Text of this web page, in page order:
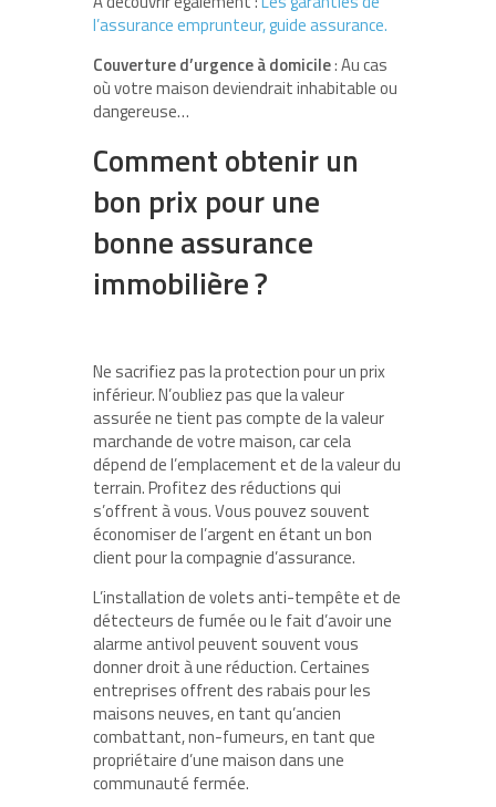
l’assurance emprunteur, guide assurance.
Couverture d’urgence à domicile: Au cas
où votre maison deviendrait inhabitable ou
dangereuse…
Comment obtenir un
bon prix pour une
bonne assurance
immobilière ?
Ne sacrifiez pas la protection pour un prix
inférieur. N’oubliez pas que la valeur
assurée ne tient pas compte de la valeur
marchande de votre maison, car cela
dépend de l’emplacement et de la valeur du
terrain. Profitez des réductions qui
s’offrent à vous. Vous pouvez souvent
économiser de l’argent en étant un bon
client pour la compagnie d’assurance.
L’installation de volets anti-tempête et de
détecteurs de fumée ou le fait d’avoir une
alarme antivol peuvent souvent vous
donner droit à une réduction. Certaines
entreprises offrent des rabais pour les
maisons neuves, en tant qu’ancien
combattant, non-fumeurs, en tant que
propriétaire d’une maison dans une
communauté fermée.